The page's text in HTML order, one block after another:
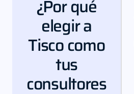
¿Por qué
elegir a
Tisco como
tus
consultores